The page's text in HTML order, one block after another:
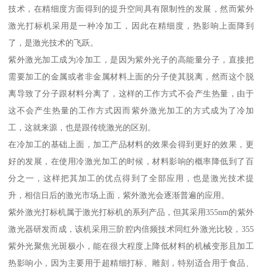
技术，在精细度方面得到的提升空间具有限制性的发展，然而紫外
激光打标机采用是一种冷加工，因此在精细度，热影响上面降到
了，是激光技术的飞跃。
紫外激光加工成为冷加工，是因为紫外光子的高能量分子，直接把
需要加工的金属或者非金属材料上面的分子使其脱离，然而这个脱
离导致了分子跟材料分离了，这样的工作方式不会产生热量，由于
这不会产生热量的工作方式因而紫外激光加工的方式成为了冷加
工，这就来源，也是跟传统激光的区别。
在冷加工的基础上面，加工产品材料的效果会得到更好的效果，更
好的发展，在使用冷激光加工的时候，材料影响的概率降低到了百
分之一，这样把其加工的优点得到了全部应用，也是激光技术提
升，相信日后的激光市场上面，紫外激光会逐渐普遍的应用。
紫外激光打标机属于激光打标机的系列产品，但其采用355nm的紫外
激光器研发而成，该机采用三阶腔内倍频技术同红外激光比较，355
紫外光聚焦光斑极小，能在很大程度上降低材料的机械变形且加工
热影响小，因为主要用于超精细打标、雕刻，特别适合用于食品、